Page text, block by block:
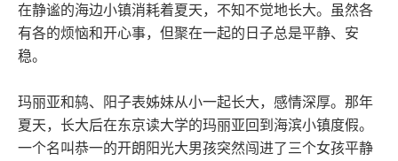
在静谧的海边小镇消耗着夏天，不知不觉地长大。虽然各
有各的烦恼和开心事，但聚在一起的日子总是平静、安
稳。
玛丽亚和鸫、阳子表姊妹从小一起长大，感情深厚。那年
夏天，长大后在东京读大学的玛丽亚回到海滨小镇度假。
一个名叫恭一的开朗阳光大男孩突然闯进了三个女孩平静